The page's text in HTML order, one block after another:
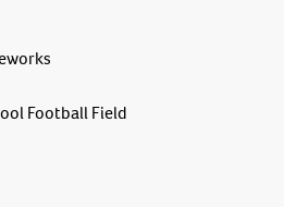
Football Field